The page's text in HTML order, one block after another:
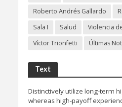
Roberto Andrés Gallardo
Sala I
Salud
Violencia
Víctor Trionfetti
Últimas
Text
Distinctively utilize long-term
whereas high-payoff